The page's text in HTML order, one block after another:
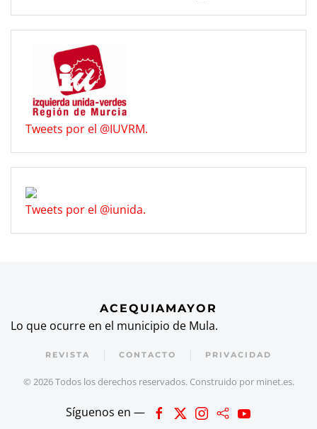
Tweets por el @IUVRM.
Tweets por el @iunida.
ACEQUIAMAYOR
Lo que ocurre en el municipio de Mula.
REVISTA CONTACTO PRIVACIDAD
© 2026Todos los derechos reservados. Construido por minet.es.
Síguenos en —